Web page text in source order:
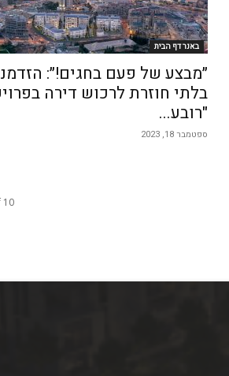
באנר דף הבית
״מבצע של פעם בחגים!״:
בלתי חוזרת לרכוש דירה
"רובע...
ספטמבר 18, 2023
10